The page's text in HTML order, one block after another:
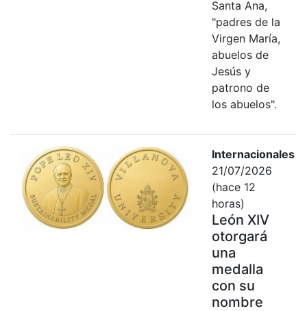
Santa Ana,
"padres de la
Virgen María,
abuelos de
Jesús y
patrono de
los abuelos".
Internacionales
21/07/2026
(hace 12
horas)
León XIV
otorgará
una
medalla
con su
nombre